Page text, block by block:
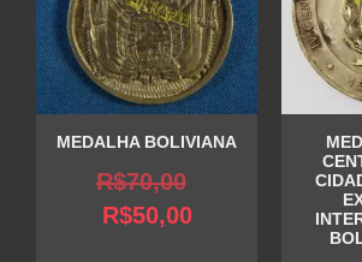
MEDALHA BOLIVIANA
R$70,00
R$50,00O